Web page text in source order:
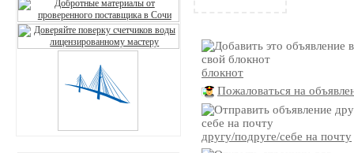
блокнот
Пожаловаться на
другу/подруге/себе на почту